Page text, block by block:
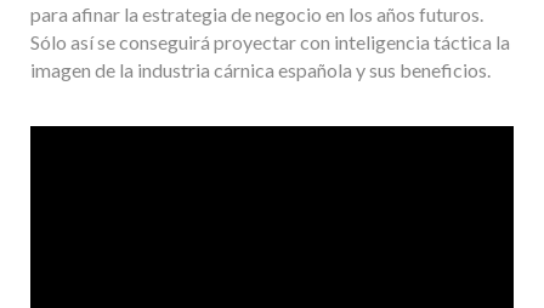
para afinar la estrategia de negocio en los años futuros.
Sólo así se conseguirá proyectar con inteligencia táctica la
imagen de la industria cárnica española y sus beneficios.